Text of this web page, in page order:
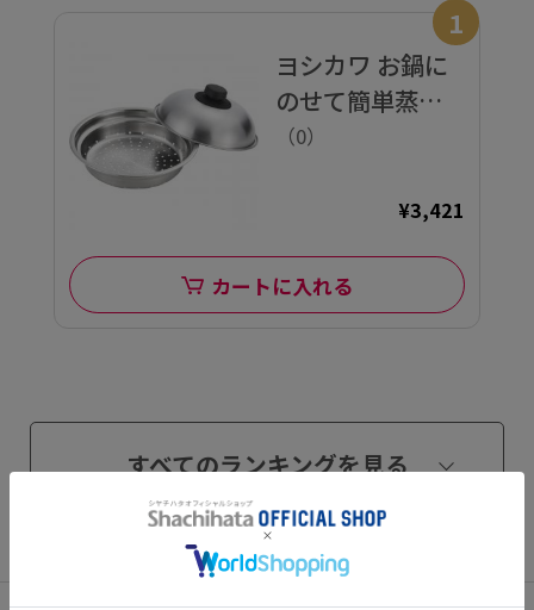
1
ヨシカワ お鍋に
のせて簡単蒸し
プレート スマー
（0）
¥3,421
カートに入れる
すべてのランキングを見る